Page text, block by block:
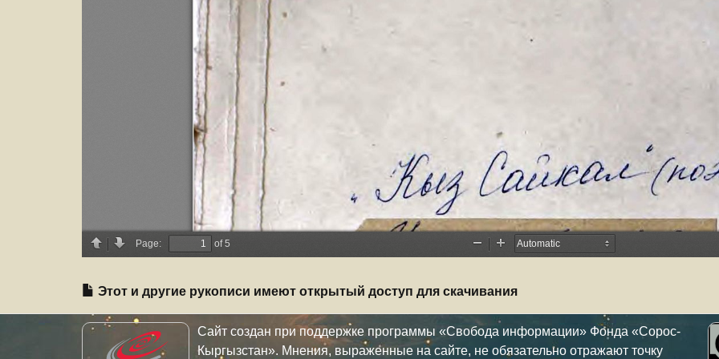
Этот и другие рукописи имеют открытый доступ для скачивания
Сайт создан при поддержке программы «Свобода информации» Фонда «Сорос-
Кыргызстан». Мнения, выраженные на сайте, не обязательно отражают точку